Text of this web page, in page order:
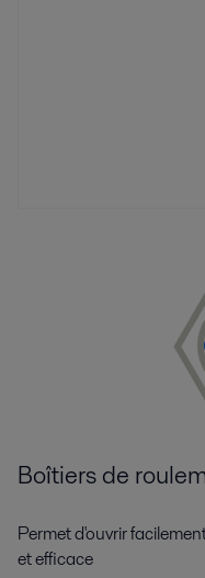
Boîtiers de
Permet d'ouvrir
et efficace